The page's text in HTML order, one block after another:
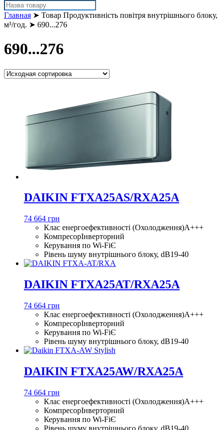
Главная ➤ Товар Продуктивність повітря внутрішнього блоку,
м³/год. ➤ 690...276
690...276
DAIKIN FTXA25AS/RXA25A
74 664 грн
Клас енергоефективності (Охолодження)A+++
КомпресорІнверторний
Керування по Wi-FiЄ
Рівень шуму внутрішнього блоку, dB19-40
DAIKIN FTXA25AT/RXA25A
74 664 грн
Клас енергоефективності (Охолодження)A+++
КомпресорІнверторний
Керування по Wi-FiЄ
Рівень шуму внутрішнього блоку, dB19-40
DAIKIN FTXA25AW/RXA25A
74 664 грн
Клас енергоефективності (Охолодження)A+++
КомпресорІнверторний
Керування по Wi-FiЄ
Рівень шуму внутрішнього блоку, dB19-40